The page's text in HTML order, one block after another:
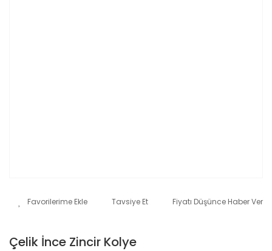
Tavsiye Et Fiyatı Düşünce Haber Ver
Çelik İnce Zincir Kolye